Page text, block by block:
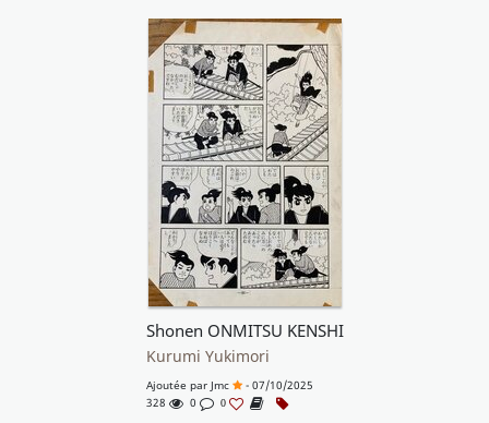
Shonen ONMITSU KENSHI
Kurumi Yukimori
Ajoutée par Jmc
- 07/10/2025
328
0 0